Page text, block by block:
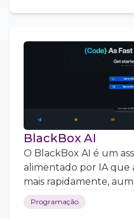
BlackBox AI
O BlackBox AI é um
alimentado por IA que
mais rapidamente,
Programação